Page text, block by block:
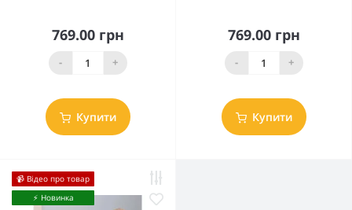
769.00 грн
- +
Купити
769.00 грн
- +
Купити
📹 Відео про товар
⚡️ Новинка